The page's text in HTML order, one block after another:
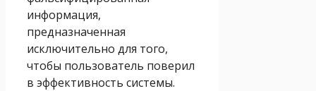
информация,
предназначенная
исключительно для того,
чтобы пользователь поверил
в эффективность системы.